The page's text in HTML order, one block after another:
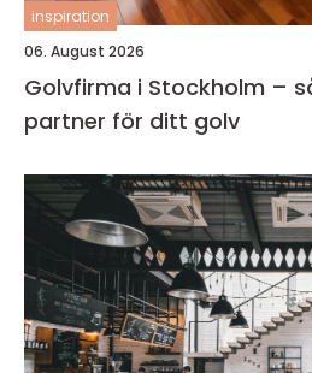
inspiration
06. August 2026
Golvfirma i Stockholm –
partner för ditt golv